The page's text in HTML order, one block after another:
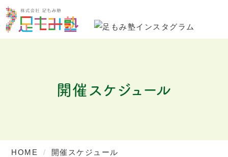
開催スケジュール
HOME 開催スケジュール